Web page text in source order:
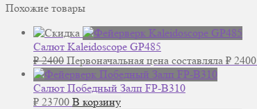
Похожие товары
Салют Kaleidoscope GP485
₽2400 Первоначальная цена составляла ₽ 2400.
Салют Победный Залп FP-B310
₽ 23700 В корзину